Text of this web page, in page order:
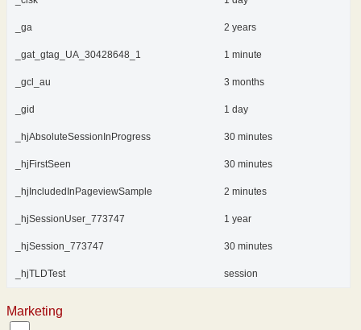
_ga 2 years
_gat_gtag_UA_30428648_1 1 minute
_gcl_au 3 months
_gid 1 day
_hjAbsoluteSessionInProgress 30 minutes
_hjFirstSeen 30 minutes
_hjIncludedInPageviewSample 2 minutes
_hjSessionUser_773747 1 year
_hjSession_773747 30 minutes
_hjTLDTest session
Marketing